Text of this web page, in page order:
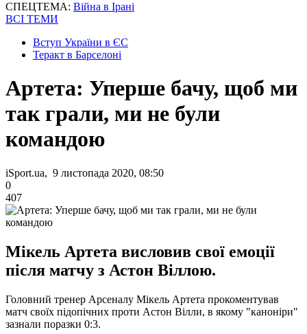
СПЕЦТЕМА: Війна в Ірані
ВСІ ТЕМИ
Вступ України в ЄС
Теракт в Барселоні
Артета: Уперше бачу, щоб ми
так грали, ми не були
командою
iSport.ua, 9 листопада 2020, 08:50
0
407
Мікель Артета висловив свої емоції
після матчу з Астон Віллою.
Головний тренер Арсеналу Мікель Артета прокоментував
матч своїх підопічних проти Астон Вілли, в якому "каноніри"
зазнали поразки 0:3.